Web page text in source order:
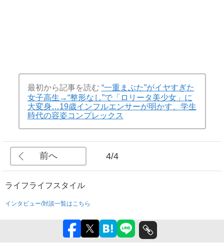
最初から記事を読む “一重まぶた”がイヤすぎた
女子高生→“整形なし”で「ロリータ美少女」に
大変身…19歳インフルエンサーが明かす、学生
時代の容姿コンプレックス
前へ 4/4
ライフライフスタイル
インタビュー/対談一覧はこちら